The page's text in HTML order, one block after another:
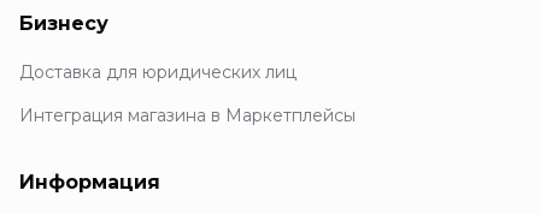
Бизнесу
Доставка для юридических лиц
Интеграция магазина в Маркетплейсы
Информация